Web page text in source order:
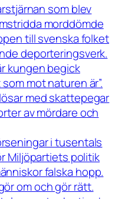
som blev
morddömde
till svenska folket
deporteringsverk.
kungen begick
mot naturen är”.
med skattepegar
av mördare och
i tusentals
Miljöpartiets politik
falska hopp.
om och gör rätt.